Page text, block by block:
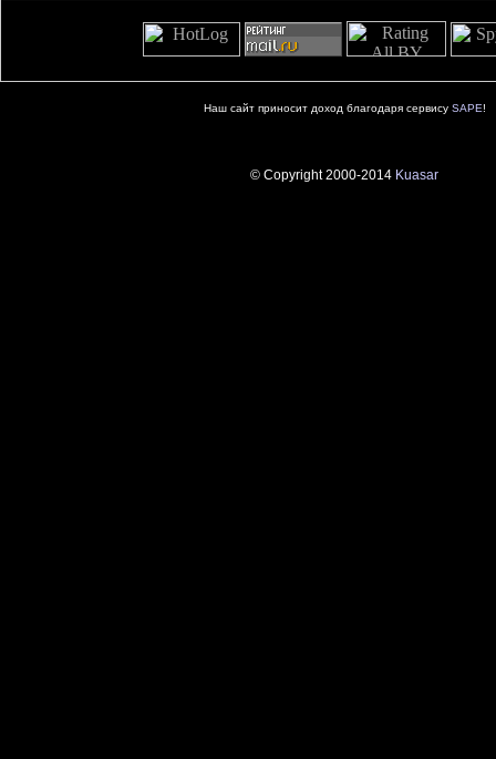
Наш сайт приносит доход благодаря сервису SAPE!
© Copyright 2000-2014 Kuasar